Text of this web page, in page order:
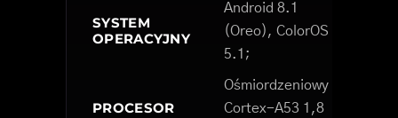
SYSTEM
OPERACYJNY
Android 8.1
(Oreo), ColorOS
5.1;
PROCESOR
Ośmiordzeniowy
Cortex-A53 1,8